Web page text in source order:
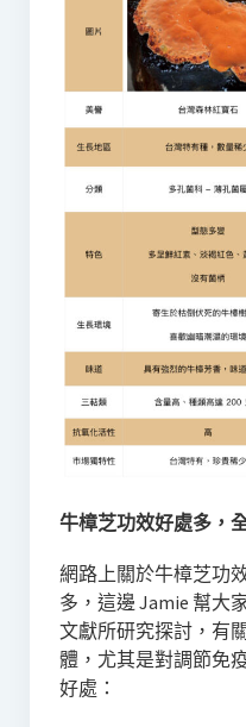
牛樟芝功效好處多，
網路上關於牛樟芝功
多，這邊 Jamie 幫大
文獻所研究探討，有
體，尤其是對調節免
好處：